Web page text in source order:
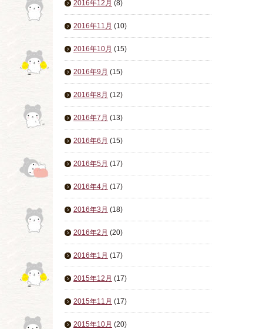
2016年12月 (8)
2016年11月 (10)
2016年10月 (15)
2016年9月 (15)
2016年8月 (12)
2016年7月 (13)
2016年6月 (15)
2016年5月 (17)
2016年4月 (17)
2016年3月 (18)
2016年2月 (20)
2016年1月 (17)
2015年12月 (17)
2015年11月 (17)
2015年10月 (20)